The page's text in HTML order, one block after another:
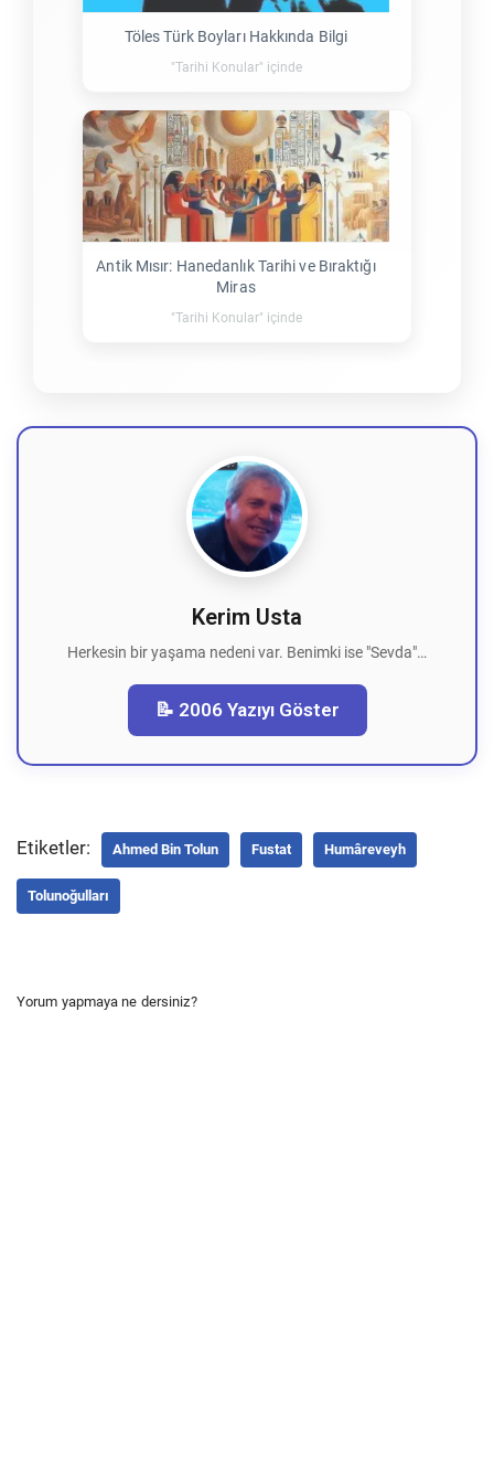
Töles Türk Boyları Hakkında Bilgi
"Tarihi Konular" içinde
Antik Mısır: Hanedanlık Tarihi ve Bıraktığı
Miras
"Tarihi Konular" içinde
Kerim Usta
Herkesin bir yaşama nedeni var. Benimki ise "Sevda"…
📝 2006 Yazıyı Göster
Etiketler: Ahmed Bin Tolun Fustat Humâreveyh
Tolunoğulları
Yorum yapmaya ne dersiniz?